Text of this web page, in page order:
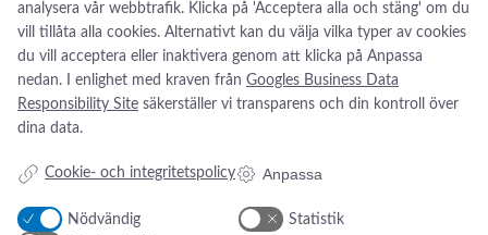
Addresse:
Kikarvägen 14
Om oss
Nyheter
analysera vår webbtrafik. Klicka på 'Acceptera alla och stäng' om du
vill tillåta alla cookies. Alternativt kan du välja vilka typer av cookies
du vill acceptera eller inaktivera genom att klicka på Anpassa
nedan. I enlighet med kraven från Googles Business Data
Responsibility Site säkerställer vi transparens och din kontroll över
dina data.
Cookie- och integritetspolicy Anpassa
Nödvändig
Statistik